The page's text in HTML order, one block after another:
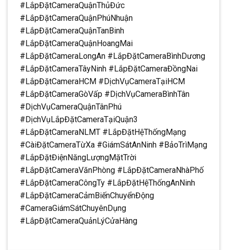
#LắpĐặtCameraQuậnThủĐức
#LắpĐặtCameraQuậnPhúNhuận
#LắpĐặtCameraQuậnTanBinh
#LắpĐặtCameraQuậnHoangMai
#LắpĐặtCameraLongAn #LắpĐặtCameraBìnhDương
#LắpĐặtCameraTâyNinh #LắpĐặtCameraĐồngNai
#LắpĐặtCameraHCM #DịchVụCameraTạiHCM
#LắpĐặtCameraGòVấp #DịchVụCameraBìnhTân
#DịchVụCameraQuậnTânPhú
#DịchVụLắpĐặtCameraTạiQuận3
#LắpĐặtCameraNLMT #LắpĐặtHệThốngMạng
#CàiĐặtCameraTừXa #GiámSátAnNinh #BảoTrìMạng
#LắpĐặtĐiệnNăngLượngMặtTrời
#LắpĐặtCameraVănPhòng #LắpĐặtCameraNhàPhố
#LắpĐặtCameraCôngTy #LắpĐặtHệThốngAnNinh
#LắpĐặtCameraCảmBiếnChuyểnĐộng
#CameraGiámSátChuyênDụng
#LắpĐặtCameraQuảnLýCửaHàng